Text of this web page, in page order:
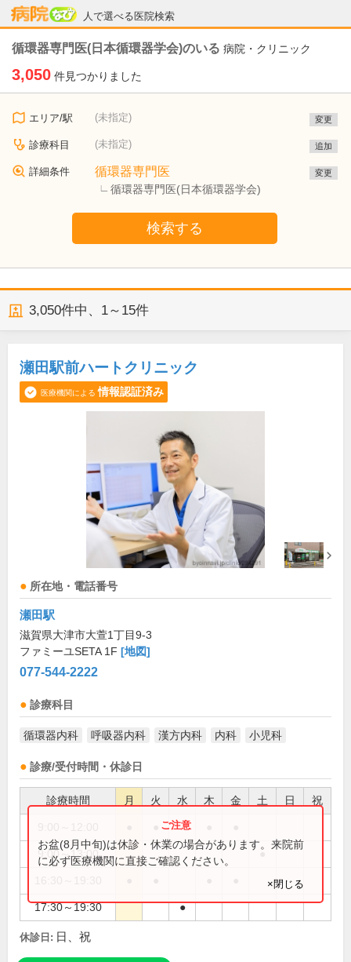
人で選べる医院検索
病院なび
循環器専門医(日本循環器学会)のいる 病院・クリニック
3,050 件見つかりました
エリア/駅 (未指定) 変更
診療科目 (未指定) 追加
詳細条件 循環器専門医
循環器専門医(日本循環器学会)
変更
検索する
3,050件中、 1～15件
瀬田駅前ハートクリニック
医療機関による 情報認証済み
所在地・電話番号
瀬田駅
滋賀県大津市大萱1丁目9-3
ファミーユSETA 1F [地図]
077-544-2222
診療科目
循環器内科 呼吸器内科 漢方内科 内科 小児科
診療/受付時間・休診日
診療時間 月 火 水 木 金 土 日 祝
9:00～13:00 ●
17:30～19:30 ●
お盆(8月中旬)は休診・休業の場合があります。来院前
に必ず医療機関に直接ご確認ください。
×閉じる
休診日: 日、祝